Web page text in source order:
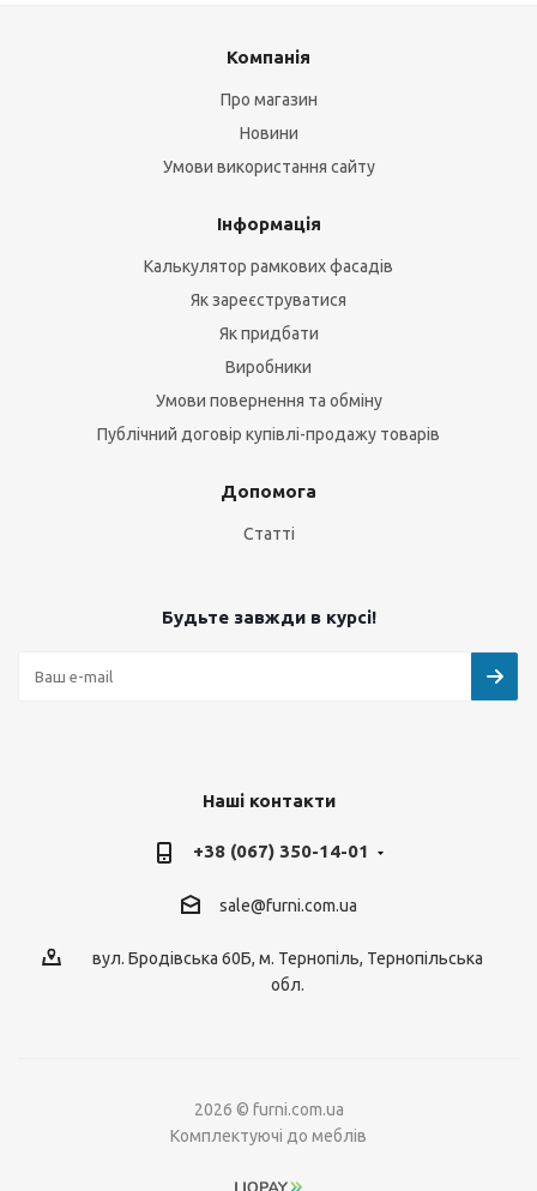
Компанія
Про магазин
Новини
Умови використання сайту
Інформація
Калькулятор рамкових фасадів
Як зареєструватися
Як придбати
Виробники
Умови повернення та обміну
Публічний договір купівлі-продажу товарів
Допомога
Статті
Будьте завжди в курсі!
Наші контакти
+38 (067) 350-14-01
sale@furni.com.ua
вул. Бродівська 60Б, м. Тернопіль, Тернопільська
обл.
2026 © furni.com.ua
Комплектуючі до меблів